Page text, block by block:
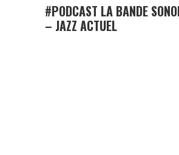
#PODCAST LA BANDE
– JAZZ ACTUEL